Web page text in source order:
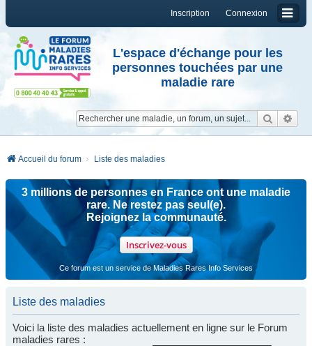
Connexion
Inscription
L'espace d'échange pour les
personnes touchées par une
maladie rare
Accueil du forum Liste des maladies
3 millions de personnes en France ont une maladie
rare. Ne restez pas seul(e).
Rejoignez la communauté.
Inscrivez-vous
Ce forum est un service de Maladies Rares Info Services
Liste des maladies
Voici la liste des maladies actuellement en ligne sur le Forum
maladies rares :